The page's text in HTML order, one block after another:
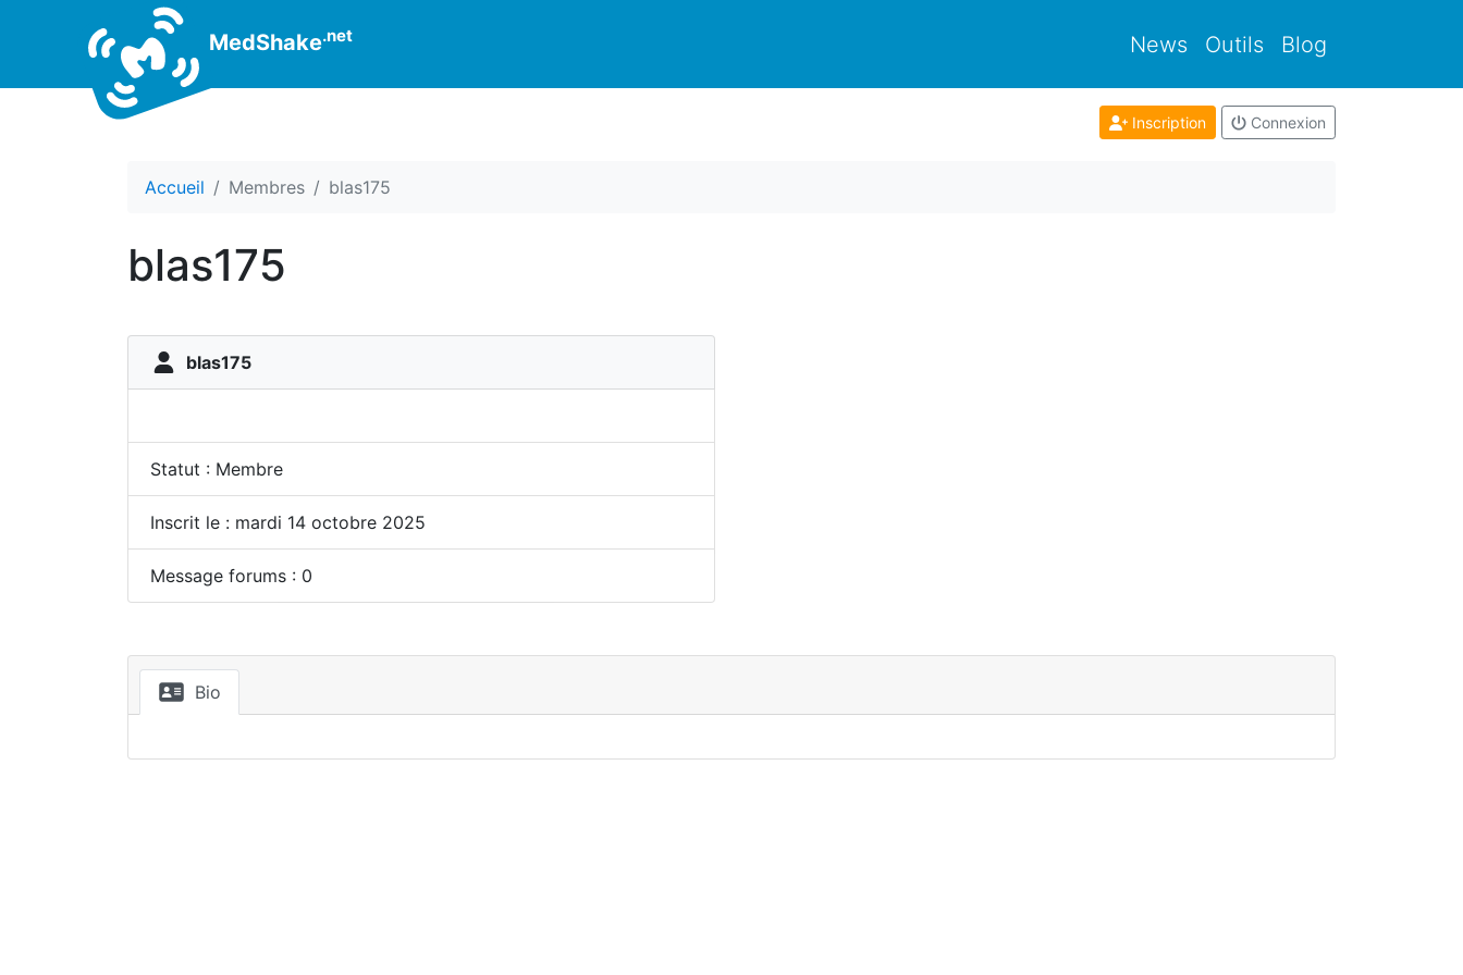
MedShake.net News Outils Blog
Inscription Connexion
Accueil Membres blas175
blas175
blas175
Statut : Membre
Inscrit le : mardi 14 octobre 2025
Message forums : 0
Bio